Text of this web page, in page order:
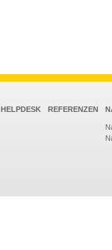
HELPDESK REFERENZEN